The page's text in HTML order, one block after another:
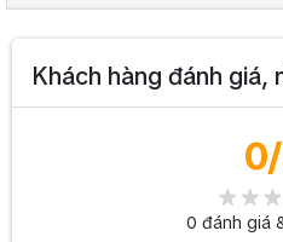
Số vị trí preset 128
RS-
Định dạng video stream
Khách hàng đánh giá,
0
0 đánh giá